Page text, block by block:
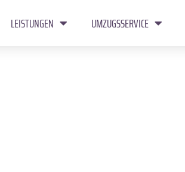
LEISTUNGEN UMZUGSSERVICE